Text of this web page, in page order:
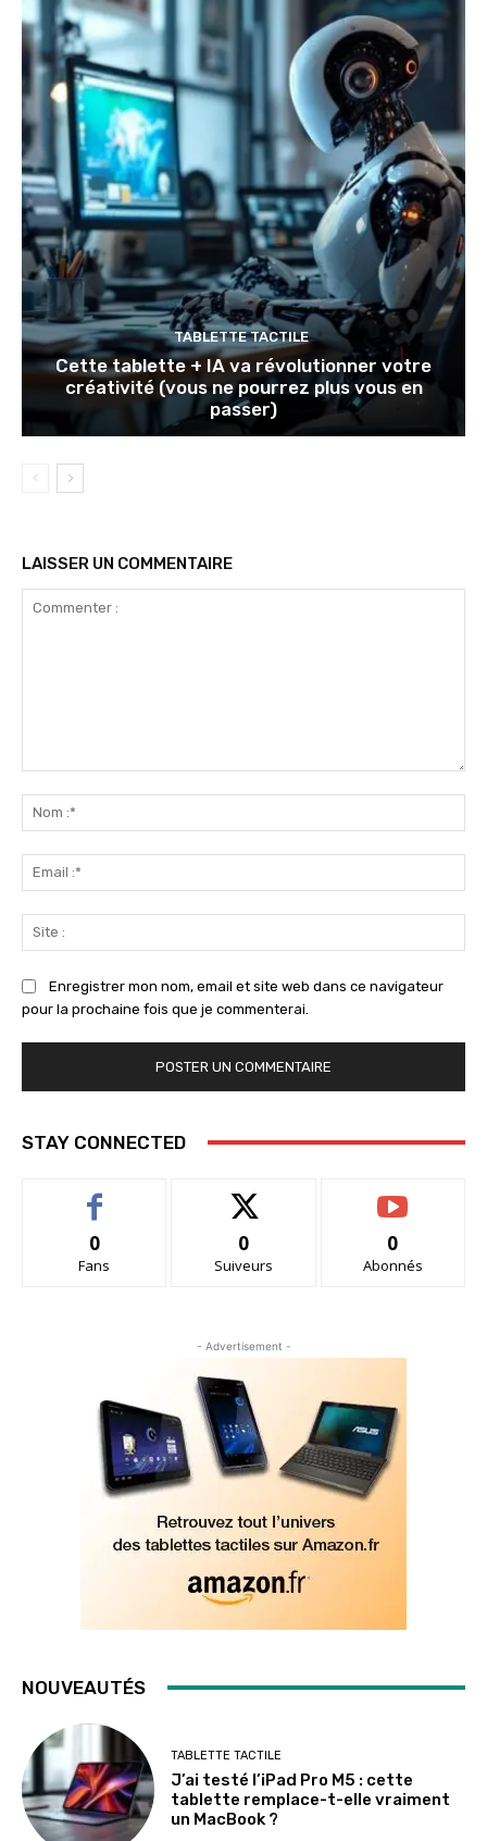
TABLETTE TACTILE
Cette tablette + IA va révolutionner votre
créativité (vous ne pourrez plus vous en
passer)
LAISSER UN COMMENTAIRE
:*
:*
:
Enregistrer mon nom, email et site web dans ce navigateur
pour la prochaine fois que je commenterai.
STAY CONNECTED
0
Fans
0
Suiveurs
0
Abonnés
- Advertisement -
NOUVEAUTÉS
TABLETTE TACTILE
J’ai testé l’iPad Pro M5 : cette
tablette remplace-t-elle vraiment
un MacBook ?